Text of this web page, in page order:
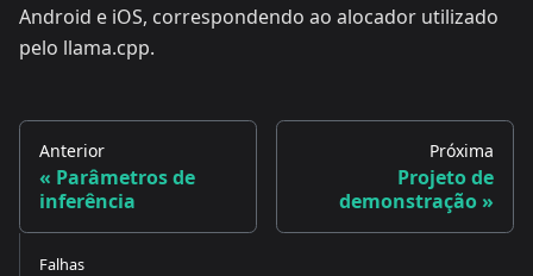
Android e iOS, correspondendo ao alocador utilizado
pelo llama.cpp.
Anterior
Parâmetros de
inferência
Próxima
Projeto de
demonstração
Falhas